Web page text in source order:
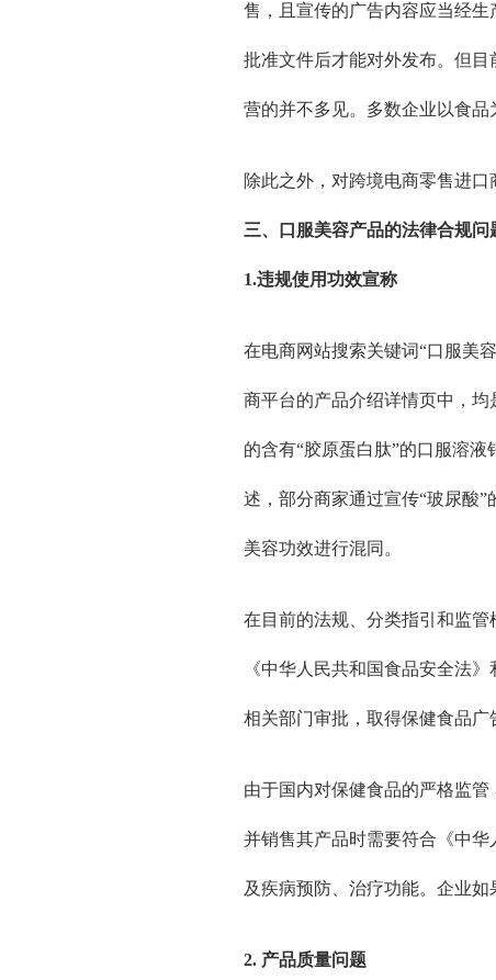
售，且宣传的广告内容应当经
批准文件后才能对外发布。但
营的并不多见。多数企业以食品
除此之外，对跨境电商零售进
三、口服美容产品的法律合规问
1.违规使用功效宣称
在电商网站搜索关键词“口服美
商平台的产品介绍详情页中，
的含有“胶原蛋白肽”的口服溶
述，部分商家通过宣传“玻尿酸
美容功效进行混同。
在目前的法规、分类指引和监
《中华人民共和国食品安全法
相关部门审批，取得保健食品广
由于国内对保健食品的严格监
并销售其产品时需要符合《中
及疾病预防、治疗功能。企业
2. 产品质量问题